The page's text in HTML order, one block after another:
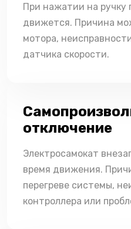
При нажатии на ручку
движется. Причина
мотора,
датчика скорости.
отключение
Электросамокат
время движения.
перегреве системы,
контроллера или